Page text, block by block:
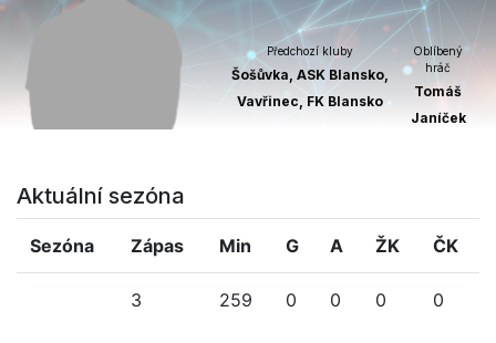
Předchozí kluby
Šošůvka, ASK Blansko,
Vavřinec, FK Blansko
Oblíbený
hráč
Tomáš
Janíček
Aktuální sezóna
Sezóna Zápas Min G A ŽK ČK
3 259 0 0 0 0